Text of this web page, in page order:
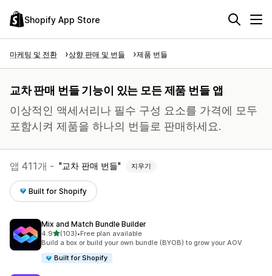
Shopify App Store
마케팅 및 전환 상향 판매 및 번들 제품 번들
교차 판매 번들 기능이 있는 모든 제품 번들 앱
이상적인 액세서리나 필수 구성 요소를 가격에 모두
포함시켜 제품을 하나의 번들로 판매하세요.
앱 411개 - 교차 판매 번들 지우기
Built for Shopify
Mix and Match Bundle Builder
4.9별 5개 중
(103)
총 리뷰 103개
•Free plan available
Build a box or build your own bundle (BYOB) to grow your AOV
Built for Shopify